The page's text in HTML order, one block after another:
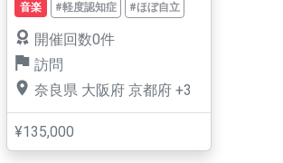
音楽 #軽度認知症 #ほぼ自立
開催回数0件
訪問
奈良県 大阪府 京都府 +3
¥135,000